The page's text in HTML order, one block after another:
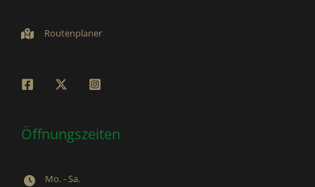
Routenplaner
Öffnungszeiten
Mo. - Sa.